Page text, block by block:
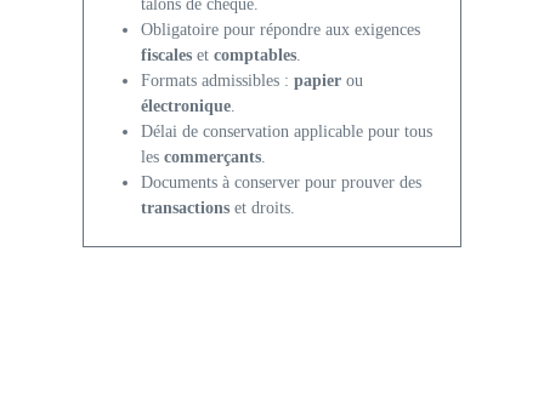
talons de chèque.
Obligatoire pour répondre aux exigences
fiscales et comptables.
Formats admissibles : papier ou
électronique.
Délai de conservation applicable pour tous
les commerçants.
Documents à conserver pour prouver des
transactions et droits.